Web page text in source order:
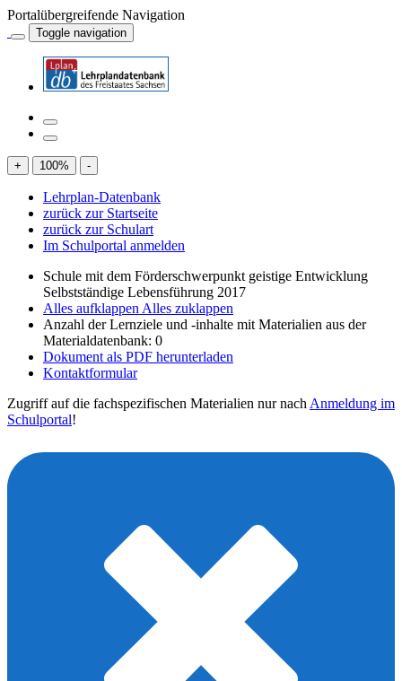
Portalübergreifende Navigation
Toggle navigation
+ 100% -
Lehrplan-Datenbank
zurück zur Startseite
zurück zur Schulart
Im Schulportal anmelden
Schule mit dem Förderschwerpunkt geistige Entwicklung
Selbstständige Lebensführung 2017
Alles aufklappen Alles zuklappen
Anzahl der Lernziele und -inhalte mit Materialien aus der
Materialdatenbank: 0
Dokument als PDF herunterladen
Kontaktformular
Zugriff auf die fachspezifischen Materialien nur nach Anmeldung im
Schulportal!